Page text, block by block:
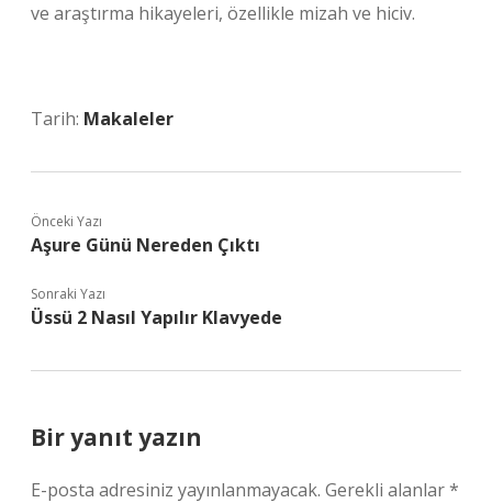
ve araştırma hikayeleri, özellikle mizah ve hiciv.
Tarih: Makaleler
Önceki Yazı
Aşure Günü Nereden Çıktı
Sonraki Yazı
Üssü 2 Nasıl Yapılır Klavyede
Bir yanıt yazın
E-posta adresiniz yayınlanmayacak. Gerekli alanlar*